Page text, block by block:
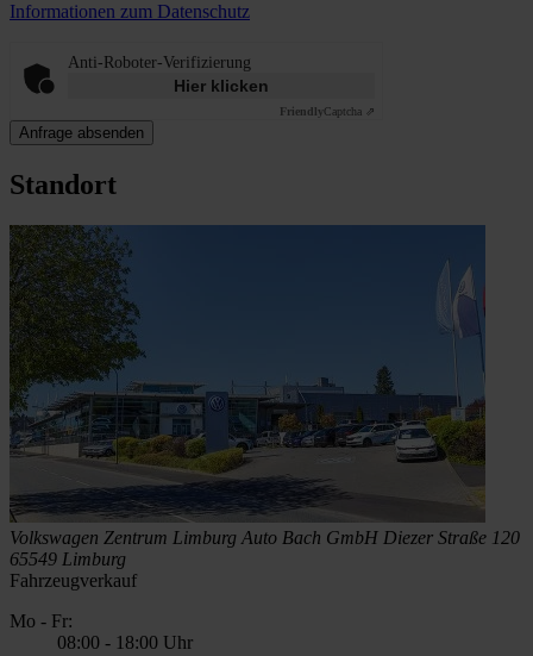
Informationen zum Datenschutz
Anti-Roboter-Verifizierung
Hier klicken
FriendlyCaptcha ⇗
Anfrage absenden
Standort
Volkswagen Zentrum Limburg Auto Bach GmbH Diezer Straße 120
65549 Limburg
Fahrzeugverkauf
Mo - Fr:
08:00 - 18:00 Uhr